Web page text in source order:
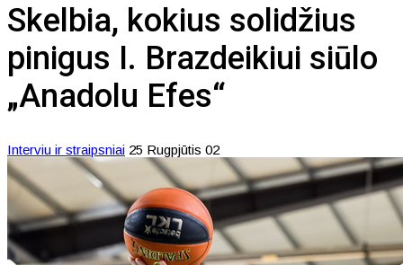
Skelbia, kokius solidžius
pinigus I. Brazdeikiui siūlo
„Anadolu Efes“
Interviu ir straipsniai 25 Rugpjūtis 02